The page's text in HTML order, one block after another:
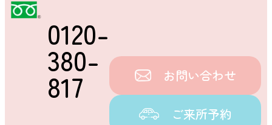
0120-
380-
817 お問い合わせ
ご来所予約